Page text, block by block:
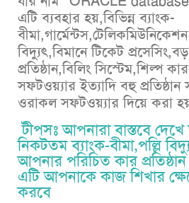
এটি ব্যবহার হয়,বিভিন্ন ব‌্যাংক-
বীমা,গার্মেন্টস,টেলিকমিউনিকেশন
বিদ‌্যুৎ,বিমানে টিকেট
প্রতিষ্ঠান,বিলিং সিস্টেম,শিল্প
সফটওয়্যার ইত্যাদি বহু
ওরাকল সফটওয়্যার দিয়ে করা
টীপসঃ আপনারা বাস্তবে
নিকটতম ব্যাংক-বীমা,পল্লি
আপনার পরিচিত কার
এটি আপনাকে কাজ শিখার
করবে